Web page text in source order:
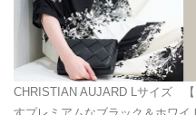
CHRISTIAN AUJARD Lサイズ 【